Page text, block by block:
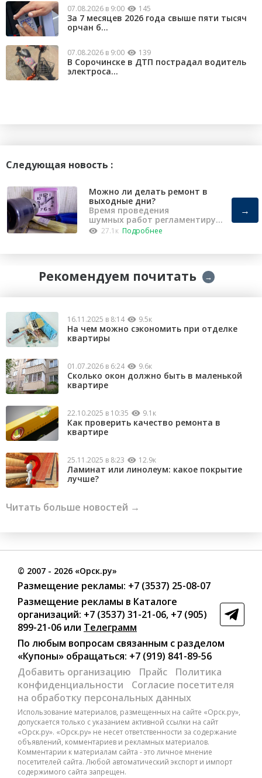
07.08.2026 в 9:00 145
За 7 месяцев 2026 года свыше пяти тысяч
орчан б...
07.08.2026 в 9:00 139
В Сорочинске в ДТП пострадал водитель
электроса...
Следующая новость :
Можно ли делать ремонт в
выходные дни?
Время проведения
шумных работ регламентирует
«Закон о тишине».
27.1к Подробнее
→
Рекомендуем почитать →
16.11.2025 в 8:14 9.5к
На чем можно сэкономить при отделке
квартиры
01.07.2026 в 6:24 9.6к
Сколько окон должно быть в маленькой
квартире
22.10.2025 в 10:35 9.1к
Как проверить качество ремонта в
квартире
25.11.2025 в 8:23 12.9к
Ламинат или линолеум: какое покрытие
лучше?
Читать больше новостей →
© 2007 - 2026 «Орск.ру»
Размещение рекламы: +7 (3537) 25-08-07
Размещение рекламы в Каталоге
организаций: +7 (3537) 31-21-06, +7 (905)
899-21-06 или Телеграмм
По любым вопросам связанным с разделом
«Купоны» обращаться: +7 (919) 841-89-56
Добавить организацию
Прайс
Политика
конфиденциальности
Согласие посетителя
на обработку персональных данных
Использование материалов, размещенных на сайте «Орск.ру»,
допускается только с указанием активной ссылки на сайт
«Орск.ру». «Орск.ру» не несет ответственности за содержание
объявлений, комментариев и рекламных материалов.
Комментарии к материалам сайта - это личное мнение
посетителей сайта. Любой автоматический экспорт и импорт
содержимого сайта запрещен.